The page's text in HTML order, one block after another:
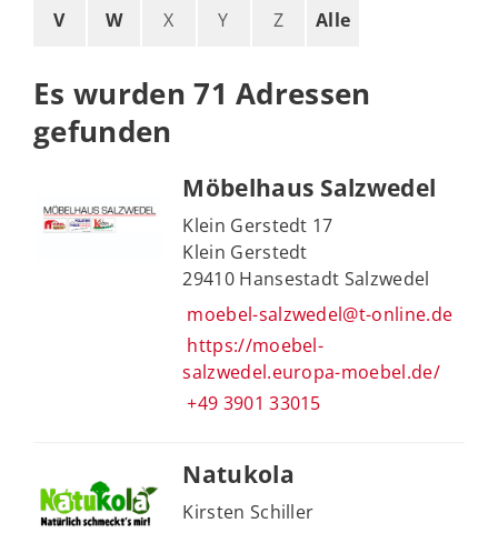
V W X Y Z Alle
Es wurden 71 Adressen
gefunden
Möbelhaus Salzwedel
Klein Gerstedt 17
Klein Gerstedt
29410 Hansestadt Salzwedel
moebel-salzwedel@t-online.de
https://moebel-
salzwedel.europa-moebel.de/
+49 3901 33015
Natukola
Kirsten Schiller